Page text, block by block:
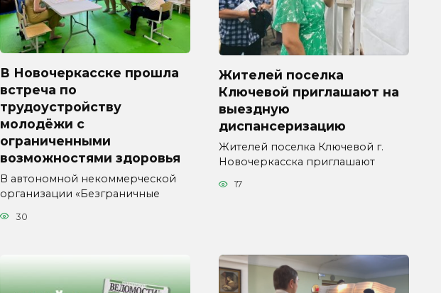
В Новочеркасске прошла
встреча по
трудоустройству
молодёжи с
ограниченными
возможностями здоровья
В автономной некоммерческой
организации «Безграничные
30
Жителей поселка
Ключевой приглашают на
выездную
диспансеризацию
Жителей поселка Ключевой г.
Новочеркасска приглашают
17